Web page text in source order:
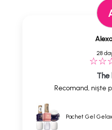
28
The
Recomand, niște
Pachet Gel